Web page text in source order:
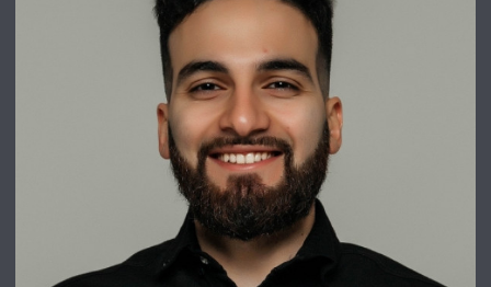
позвоните ☎, и мы обязательно подберем нужный объект
по самым выгодным условиям на рынке коммерческой
⭐ Добавьте объявление в Избранное, чтобы не потерять!
С Уважением, Максим Уваров.
Недвижимость Северо-Запада.